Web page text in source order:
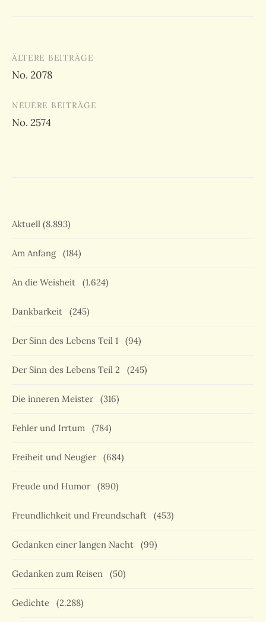
Beitragsnavigation
ÄLTERE BEITRÄGE
No. 2078
NEUERE BEITRÄGE
No. 2574
Aktuell (8.893)
Am Anfang (184)
An die Weisheit (1.624)
Dankbarkeit (245)
Der Sinn des Lebens Teil 1 (94)
Der Sinn des Lebens Teil 2 (245)
Die inneren Meister (316)
Fehler und Irrtum (784)
Freiheit und Neugier (684)
Freude und Humor (890)
Freundlichkeit und Freundschaft (453)
Gedanken einer langen Nacht (99)
Gedanken zum Reisen (50)
Gedichte (2.288)